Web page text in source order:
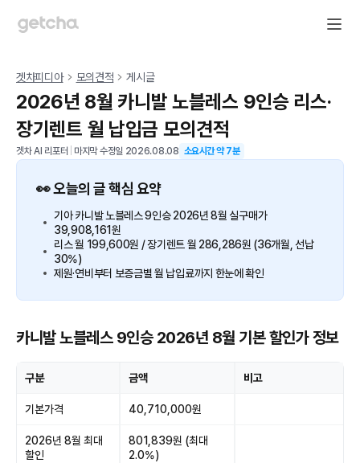
겟차피디아 모의견적 게시글
2026년 8월 카니발 노블레스 9인승 리스·
장기렌트 월 납입금 모의견적
겟차 AI 리포터 마지막 수정일 2026.08.08 소요시간 약7분
👀 오늘의 글 핵심 요약
기아 카니발 노블레스 9인승 2026년 8월 실구매가
39,908,161원
리스 월 199,600원 / 장기렌트 월 286,286원 (36개월, 선납
30%)
제원·연비부터 보증금별 월 납입료까지 한눈에 확인
카니발 노블레스 9인승 2026년 8월 기본 할인가 정보
구분 금액 비고
기본가격 40,710,000원
2026년 8월 최대
할인
801,839원 (최대
2.0%)